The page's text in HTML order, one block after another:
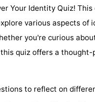
Your Identity Quiz!
various aspects of
you're curious
quiz offers a thought-
to reflect on